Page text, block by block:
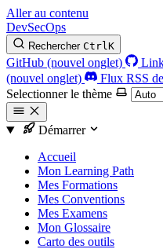
Aller au contenu
DevSecOps
Rechercher CtrlK
GitHub (nouvel onglet)
(nouvel onglet)
Flux RSS
Selectionner le thème
Démarrer
Accueil
Mon Learning Path
Mes Formations
Mes Conventions
Mes Examens
Mon Glossaire
Carto des outils